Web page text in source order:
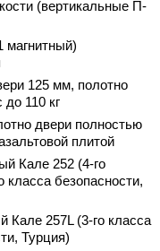
(вертикальные П-
магнитный)
125 мм, полотно
110 кг
двери полностью
плитой
Кале 252 (4-го
класса безопасности,
Кале 257L (3-го класса
Турция)